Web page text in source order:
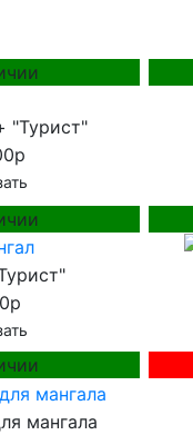
"Турист"
мангала